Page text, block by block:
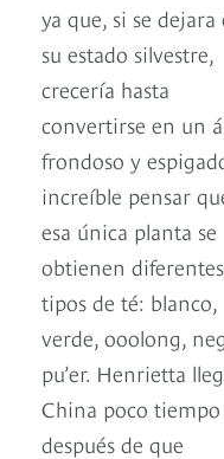
ya que, si se dejara
su estado silvestre,
crecería hasta
convertirse en un
frondoso y
increíble pensar
esa única planta se
obtienen diferentes
tipos de té: blanco,
verde, ooolong,
pu’er. Henrietta
China poco tiempo
después de que